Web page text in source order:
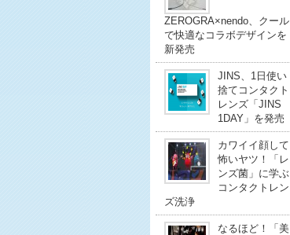
ZEROGRA×nendo、クール
で快適なコラボデザインを
新発売
JINS、1日使い
捨てコンタクト
レンズ「JINS
1DAY」を発売
カワイイ顔して
怖いヤツ！「レ
ンズ菌」に学ぶ
コンタクトレン
ズ洗浄
なるほど！「美